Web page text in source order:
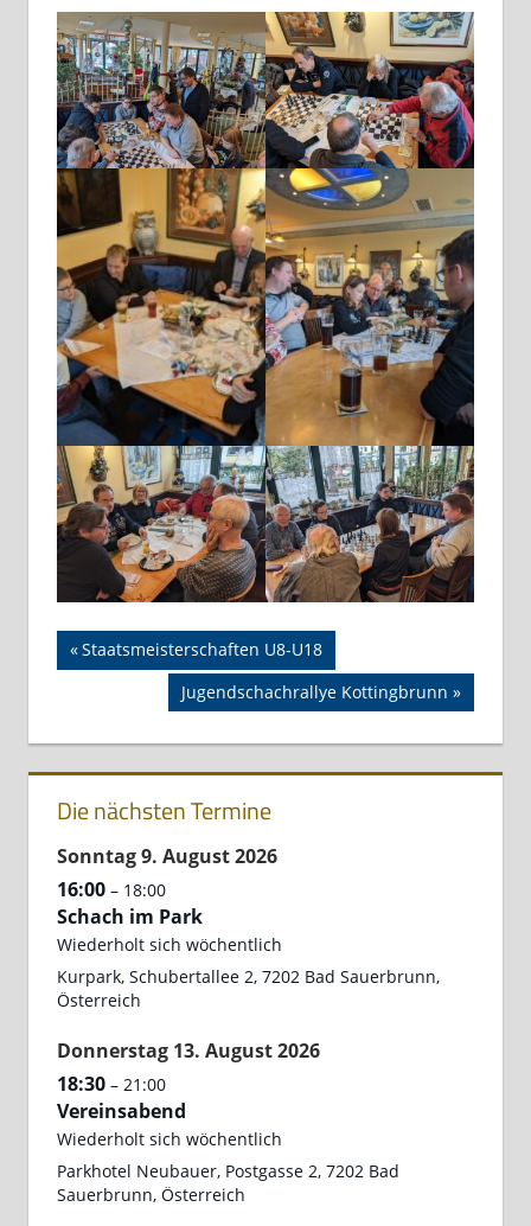
MEISTERSCHAFT
Beitragsnavigation
Vorheriger
Beitrag:
Staatsmeisterschaften U8-U18
Nächster
Beitrag:
Jugendschachrallye Kottingbrunn
Die nächsten Termine
Sonntag9. August2026
16:00 – 18:00
Schach im Park
Wiederholt sich wöchentlich
Kurpark, Schubertallee 2, 7202 Bad Sauerbrunn,
Österreich
Donnerstag 13. August2026
18:30 – 21:00
Vereinsabend
Wiederholt sich wöchentlich
Parkhotel Neubauer, Postgasse 2, 7202 Bad
Sauerbrunn, Österreich